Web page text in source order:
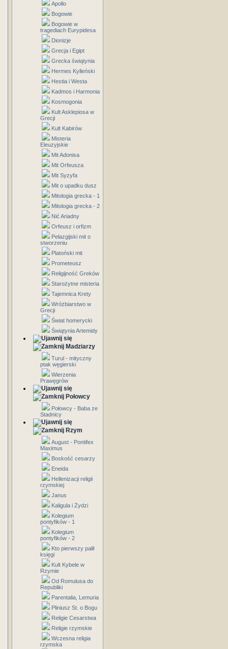
Apollo
Bogowie
Bogowie w
tragediach Eurypidesa
Dionizje
Grecja i Egipt
Grecka świątynia
Hermes Kylleński
Hestia i Westa
Kadmos i Harmonia
Kosmogonia
Kult Asklepiosa w
Grecji
Kult Kabirów
Misteria
Eleuzyjskie
Mit Adonisa
Mit Orfeusza
Mit Syzyfa
Mit o upadku dusz
Mitologia grecka - 1
Mitologia grecka - 2
Nić Ariadny
Orfeusz i orfizm
Pelazgijski mit o
stworzeniu
Platoński mit
Prometeusz
Religijność Greków
Starożytne misteria
Tajemnica Krety
Wróżbiarstwo w
Grecji
Świat homerycki
Świątynia Artemidy
Madziarzy
Turul - mityczny
ptak węgierski
Wierzenia
Prawęgrów
Połowcy
Połowcy - Baba ze
Stadnicy
Rzym
August - Pontifex
Maximus
Boskość cesarzy
Eneida
Hellenizacji religii
rzymskiej
Janus
Kaligula i Żydzi
Kolegium
pontyfików - 1
Kolegium
pontyfików - 2
Kto pierwszy palił
księgi
Kult Kybele w
Rzymie
Od Romulusa do
Republiki
Parentalia, Lemuria
Pliniusz St. o Bogu
Religie Cesarstwa
Religie rzymskie
Wczesna religia
rzymska